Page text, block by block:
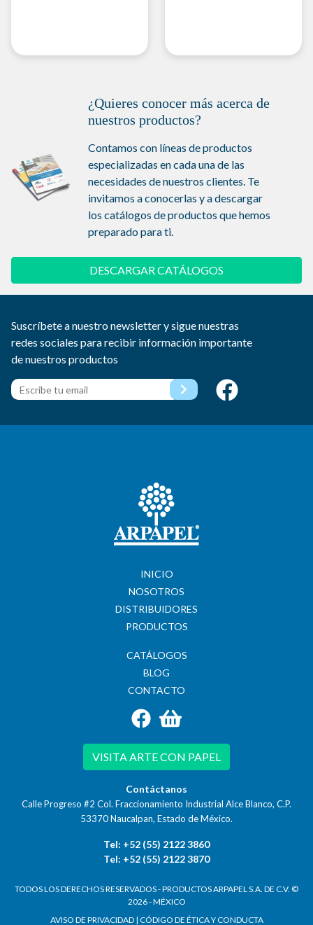
¿Quieres conocer más acerca de
nuestros productos?
Contamos con líneas de productos
especializadas en cada una de las
necesidades de nuestros clientes. Te
invitamos a conocerlas y a descargar
los catálogos de productos que hemos
preparado para ti.
DESCARGAR CATÁLOGOS
Suscríbete a nuestro newsletter y sigue nuestras
redes sociales para recibir información importante
de nuestros productos
INICIO
NOSOTROS
DISTRIBUIDORES
PRODUCTOS
CATÁLOGOS
BLOG
CONTACTO
VISITA ARTE CON PAPEL
Contáctanos
Calle Progreso #2 Col. Fraccionamiento Industrial Alce Blanco, C.P.
53370Naucalpan, Estado de México.
Tel: +52 (55) 2122 3860
Tel: +52 (55) 2122 3870
TODOS LOS DERECHOS RESERVADOS - PRODUCTOS ARPAPEL S.A. DE C.V. ©
2026 - MÉXICO
AVISO DE PRIVACIDAD| CÓDIGO DE ÉTICA Y CONDUCTA